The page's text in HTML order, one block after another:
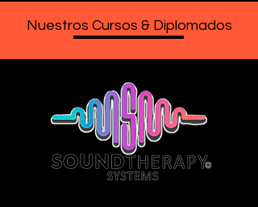
Nuestros Cursos & Diplomados